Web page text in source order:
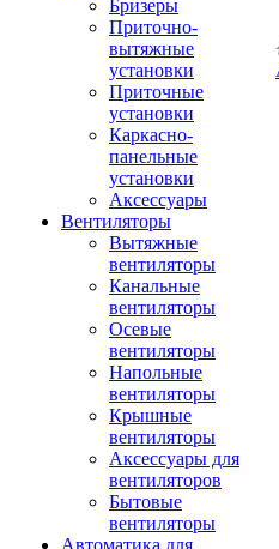
Бризеры
Приточно-
вытяжные
установки
Приточные
установки
Каркасно-
панельные
установки
Аксессуары
Вентиляторы
Вытяжные
вентиляторы
Канальные
вентиляторы
Осевые
вентиляторы
Напольные
вентиляторы
Крышные
вентиляторы
Аксессуары для
вентиляторов
Бытовые
вентиляторы
Автоматика для